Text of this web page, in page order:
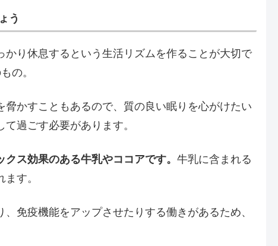
う
り休息するという生活リズムを作ることが大切で
の。
かすこともあるので、質の良い眠りを心がけたい
過ごす必要があります。
ス効果のある牛乳やココアです。 牛乳に含まれる
す。
免疫機能をアップさせたりする働きがあるため、